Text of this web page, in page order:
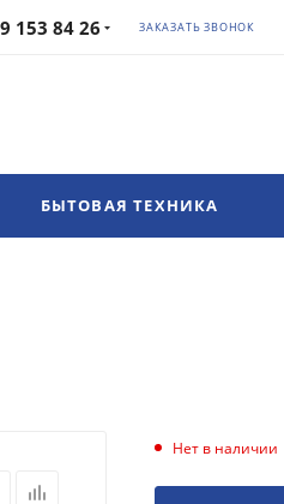
153 84 26 ЗАКАЗАТЬ ЗВОНОК
БЫТОВАЯ ТЕХНИКА
Нет в наличии